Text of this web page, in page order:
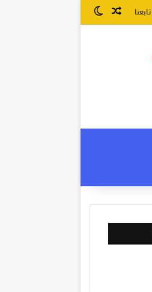
تابعنا مقال عشوائي
الوضع المظلم